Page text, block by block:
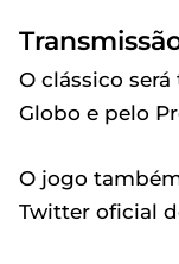
O clássico
Globo e pelo
O jogo
Twitter oficial